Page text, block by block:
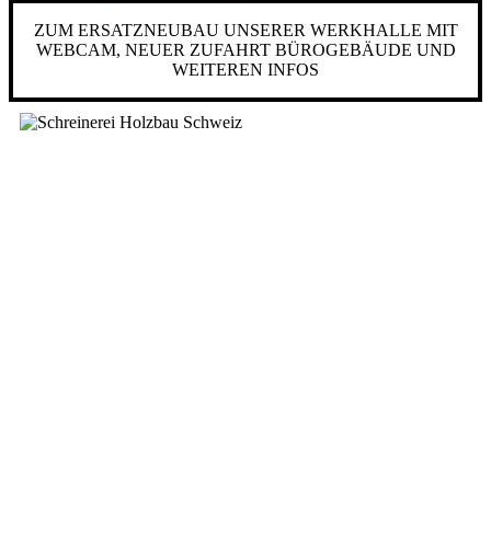
ZUM ERSATZNEUBAU UNSERER WERKHALLE MIT
WEBCAM, NEUER ZUFAHRT BÜROGEBÄUDE UND
WEITEREN INFOS